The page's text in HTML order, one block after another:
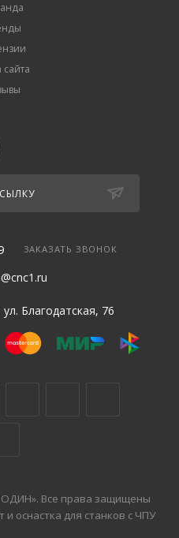
сайта
ЗАКАЗАТЬ ЗВОНОК
ул. Благодатская, 76
Все права защищены
оснастка для станков с ЧПУ